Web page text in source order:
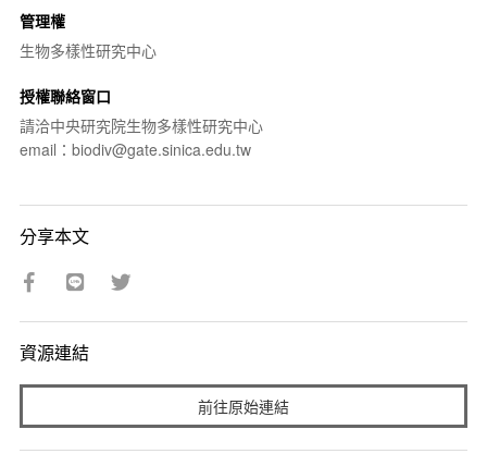
管理權
生物多樣性研究中心
授權聯絡窗口
請洽中央研究院生物多樣性研究中心
email：biodiv@gate.sinica.edu.tw
分享本文
資源連結
前往原始連結